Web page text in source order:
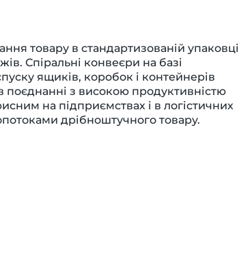
товару в стандартизованій упаковці
Спіральні конвеєри на базі
ящиків, коробок і контейнерів
поєднанні з високою продуктивністю
на підприємствах і в логістичних
дрібноштучного товару.